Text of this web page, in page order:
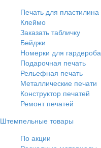
Печать для пластилина
Клеймо
Заказать табличку
Бейджи
Номерки для гардероба
Подарочная печать
Рельефная печать
Металлические печати
Конструктор печатей
Ремонт печатей
Штемпельные товары
По акции